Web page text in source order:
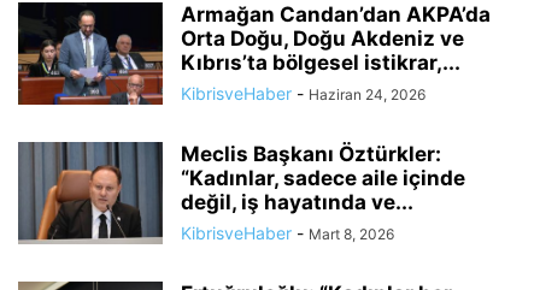
Armağan Candan’dan AKPA’da
Orta Doğu, Doğu Akdeniz ve
Kıbrıs’ta bölgesel istikrar,...
KibrisveHaber - Haziran 24, 2026
Meclis Başkanı Öztürkler:
“Kadınlar, sadece aile içinde
değil, iş hayatında ve...
KibrisveHaber - Mart 8, 2026